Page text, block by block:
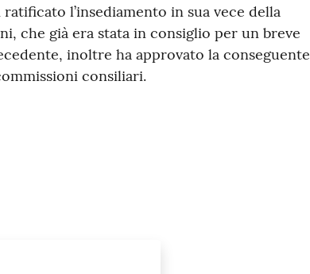
l’insediamento in sua vece della
che già era stata in consiglio per un breve
inoltre ha approvato la conseguente
consiliari.